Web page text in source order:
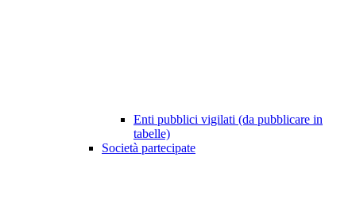
Enti pubblici vigilati (da pubblicare in
tabelle)
Società partecipate